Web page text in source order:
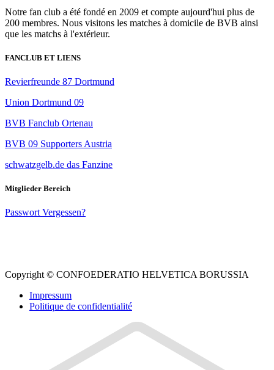
Notre fan club a été fondé en 2009 et compte aujourd'hui plus de
200 membres. Nous visitons les matches à domicile de BVB ainsi
que les matchs à l'extérieur.
FANCLUB ET LIENS
Revierfreunde 87 Dortmund
Union Dortmund 09
BVB Fanclub Ortenau
BVB 09 Supporters Austria
schwatzgelb.de das Fanzine
Mitglieder Bereich
Passwort Vergessen?
Copyright © CONFOEDERATIO HELVETICA BORUSSIA
Impressum
Politique de confidentialité